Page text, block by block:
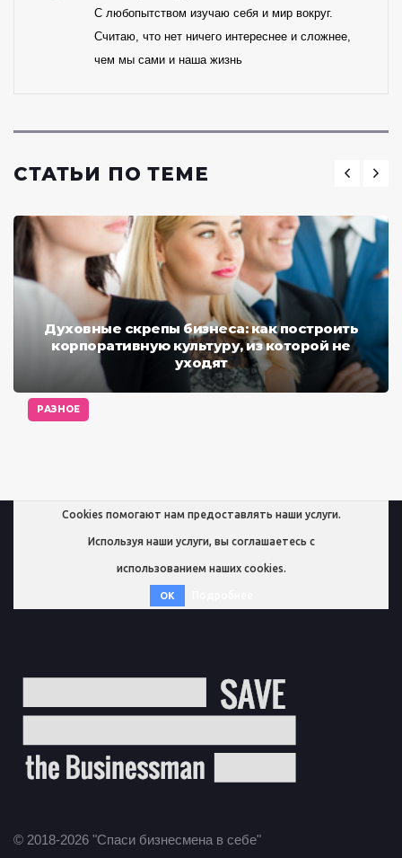
РАЗНОЕ
С любопытством изучаю себя и мир вокруг.
Считаю, что нет ничего интереснее и сложнее,
чем мы сами и наша жизнь
СТАТЬИ ПО ТЕМЕ
Духовные скрепы бизнеса: как построить
корпоративную культуру, из которой не
уходят
Cookies помогают нам предоставлять наши услуги.
Используя наши услуги, вы соглашаетесь с
использованием наших cookies.
OK
© 2018-2026 "Спаси бизнесмена в себе"